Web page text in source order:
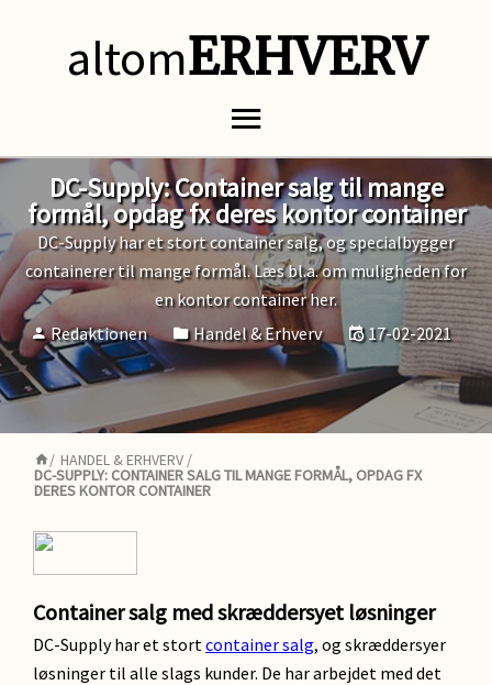
altomERHVERV
DC-Supply: Container salg til mange
formål, opdag fx deres kontor container
DC-Supply har et stort container salg, og specialbygger
containerer til mange formål. Læs bl.a. om muligheden for
en kontor container her.
Redaktionen
Handel & Erhverv 17-02-2021
/ HANDEL & ERHVERV /
DC-SUPPLY: CONTAINER SALG TIL MANGE FORMÅL, OPDAG FX
DERES KONTOR CONTAINER
Container salg med skræddersyet løsninger
DC-Supply har et stortcontainer salg, og skræddersyer
løsninger til alle slags kunder. De har arbejdet med det